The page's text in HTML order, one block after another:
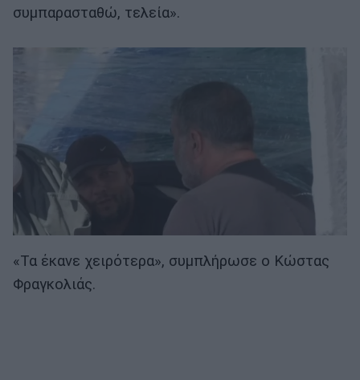
συμπαρασταθώ, τελεία».
«Τα έκανε χειρότερα», συμπλήρωσε ο Κώστας
Φραγκολιάς.